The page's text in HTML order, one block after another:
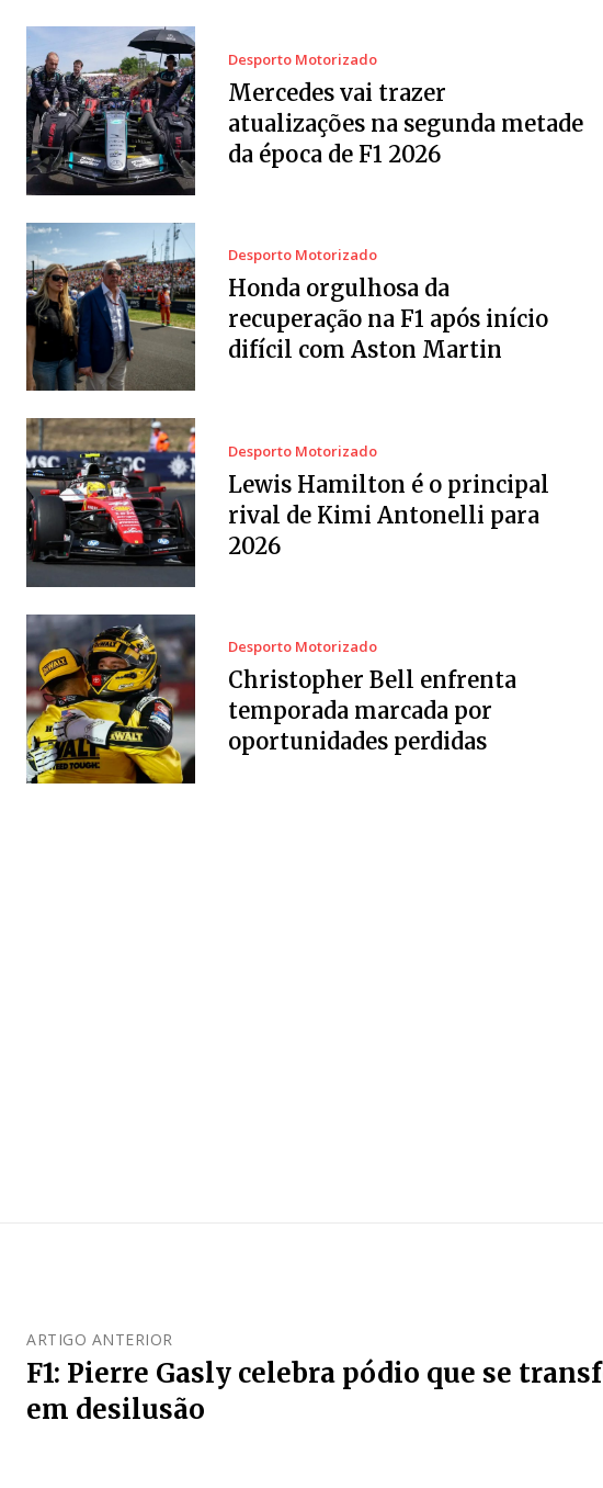
Desporto Motorizado
Mercedes vai trazer
atualizações na segunda metade
da época de F1 2026
Desporto Motorizado
Honda orgulhosa da
recuperação na F1 após início
difícil com Aston Martin
Desporto Motorizado
Lewis Hamilton é o principal
rival de Kimi Antonelli para
2026
Desporto Motorizado
Christopher Bell enfrenta
temporada marcada por
oportunidades perdidas
ARTIGO ANTERIOR
F1: Pierre Gasly celebra pódio que se
em desilusão